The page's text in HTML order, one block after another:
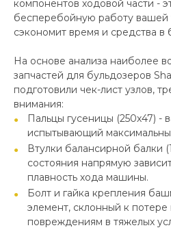
компонентов ходовой части -
бесперебойную работу вашей
сэкономит время и средства в
На основе анализа наиболее
запчастей для бульдозеров
подготовили чек-лист узлов,
внимания:
Пальцы гусеницы (250х47) -
испытывающий
Втулки балансирной балки
состояния напрямую
плавность хода машины.
Болт и гайка крепления
элемент, склонный к
повреждениям в тяжелых